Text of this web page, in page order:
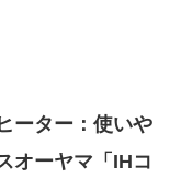
ーター：使いや
オーヤマ「IHコ